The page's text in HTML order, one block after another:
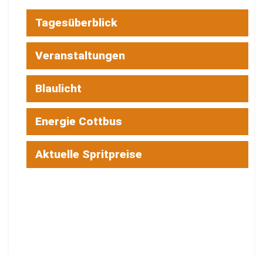
Tagesüberblick
Veranstaltungen
Blaulicht
Energie Cottbus
Aktuelle Spritpreise